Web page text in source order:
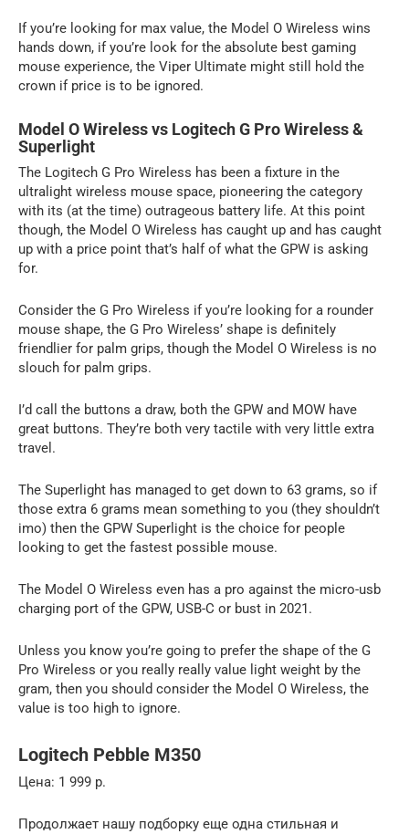
If you’re looking for max value, the Model O Wireless wins
hands down, if you’re look for the absolute best gaming
mouse experience, the Viper Ultimate might still hold the
crown if price is to be ignored.
Model O Wireless vs Logitech G Pro Wireless &
Superlight
The Logitech G Pro Wireless has been a fixture in the
ultralight wireless mouse space, pioneering the category
with its (at the time) outrageous battery life. At this point
though, the Model O Wireless has caught up and has caught
up with a price point that’s half of what the GPW is asking
for.
Consider the G Pro Wireless if you’re looking for a rounder
mouse shape, the G Pro Wireless’ shape is definitely
friendlier for palm grips, though the Model O Wireless is no
slouch for palm grips.
I’d call the buttons a draw, both the GPW and MOW have
great buttons. They’re both very tactile with very little extra
travel.
The Superlight has managed to get down to 63 grams, so if
those extra 6 grams mean something to you (they shouldn’t
imo) then the GPW Superlight is the choice for people
looking to get the fastest possible mouse.
The Model O Wireless even has a pro against the micro-usb
charging port of the GPW, USB-C or bust in 2021.
Unless you know you’re going to prefer the shape of the G
Pro Wireless or you really really value light weight by the
gram, then you should consider the Model O Wireless, the
value is too high to ignore.
Logitech Pebble M350
Цена: 1 999 р.
Продолжает нашу подборку еще одна стильная и